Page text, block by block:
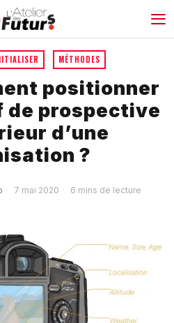
· MÉTHODES
positionner
prospective
d’une
?
7 mai 2020 6 mins de lecture